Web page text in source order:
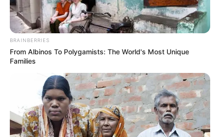
BRAINBERRIES
From Albinos To Polygamists: The World's Most Unique
Families